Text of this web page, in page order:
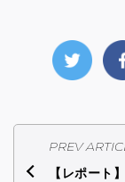
PREV
【レポート